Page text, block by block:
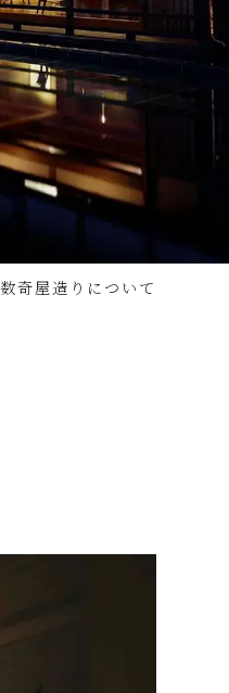
数奇屋造りについて